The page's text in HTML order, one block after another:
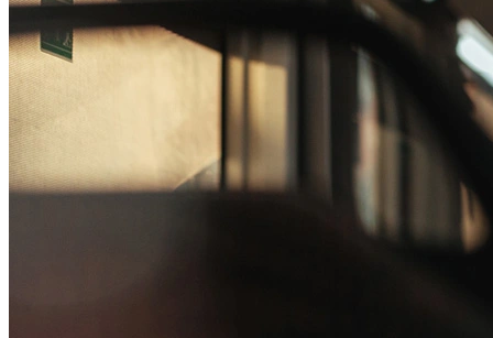
Passo 1/2
Institucional
Compromisso com o Meio Ambiente
Governança Corporativa
Ouvidoria
Política de Privacidade